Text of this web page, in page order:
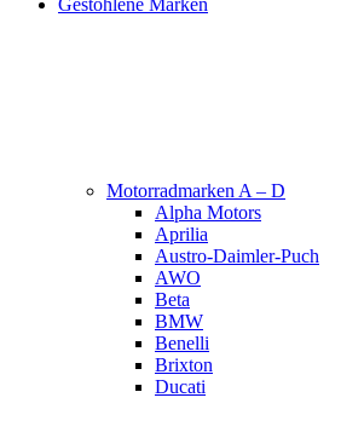
Gestohlene Marken
Motorradmarken A – D
Alpha Motors
Aprilia
Austro-Daimler-Puch
AWO
Beta
BMW
Benelli
Brixton
Ducati